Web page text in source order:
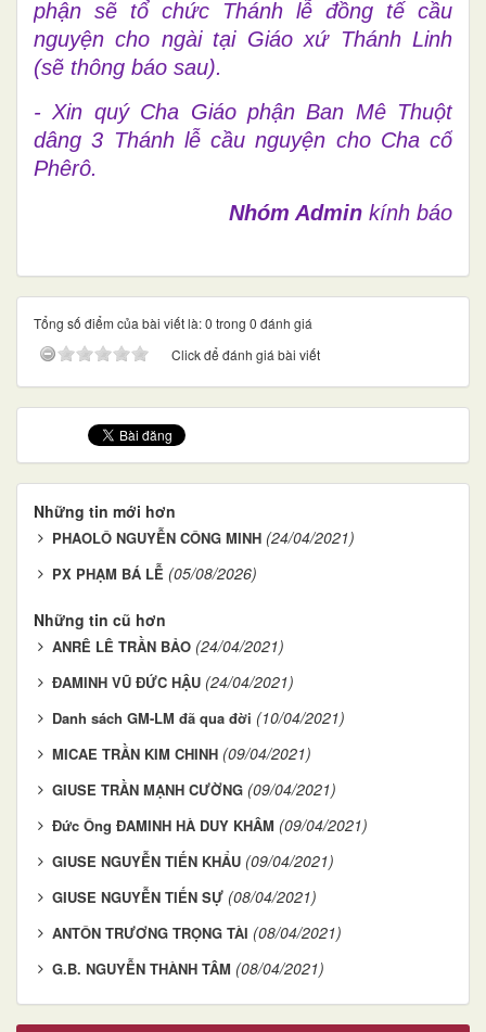
phận sẽ tổ chức Thánh lễ đồng tế cầu
nguyện cho ngài tại Giáo xứ Thánh Linh
(sẽ thông báo sau).
- Xin quý Cha Giáo phận Ban Mê Thuột
dâng 3 Thánh lễ cầu nguyện cho Cha cố
Phêrô.
Nhóm Admin kính báo
Tổng số điểm của bài viết là: 0 trong 0 đánh giá
Click để đánh giá bài viết
Những tin mới hơn
PHAOLÔ NGUYỄN CÔNG MINH (24/04/2021)
PX PHẠM BÁ LỄ (05/08/2026)
Những tin cũ hơn
ANRÊ LÊ TRẦN BẢO (24/04/2021)
ĐAMINH VŨ ĐỨC HẬU (24/04/2021)
Danh sách GM-LM đã qua đời (10/04/2021)
MICAE TRẦN KIM CHINH (09/04/2021)
GIUSE TRẦN MẠNH CƯỜNG (09/04/2021)
Đức Ông ĐAMINH HÀ DUY KHÂM (09/04/2021)
GIUSE NGUYỄN TIẾN KHẨU (09/04/2021)
GIUSE NGUYỄN TIẾN SỰ (08/04/2021)
ANTÔN TRƯƠNG TRỌNG TÀI (08/04/2021)
G.B. NGUYỄN THÀNH TÂM (08/04/2021)